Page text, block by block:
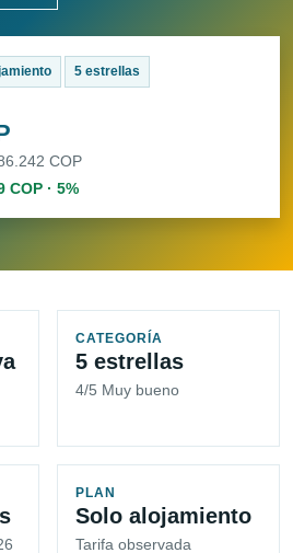
5 estrellas
COP
· 5%
CATEGORÍA
5 estrellas
4/5 Muy bueno
PLAN
Solo alojamiento
Tarifa observada